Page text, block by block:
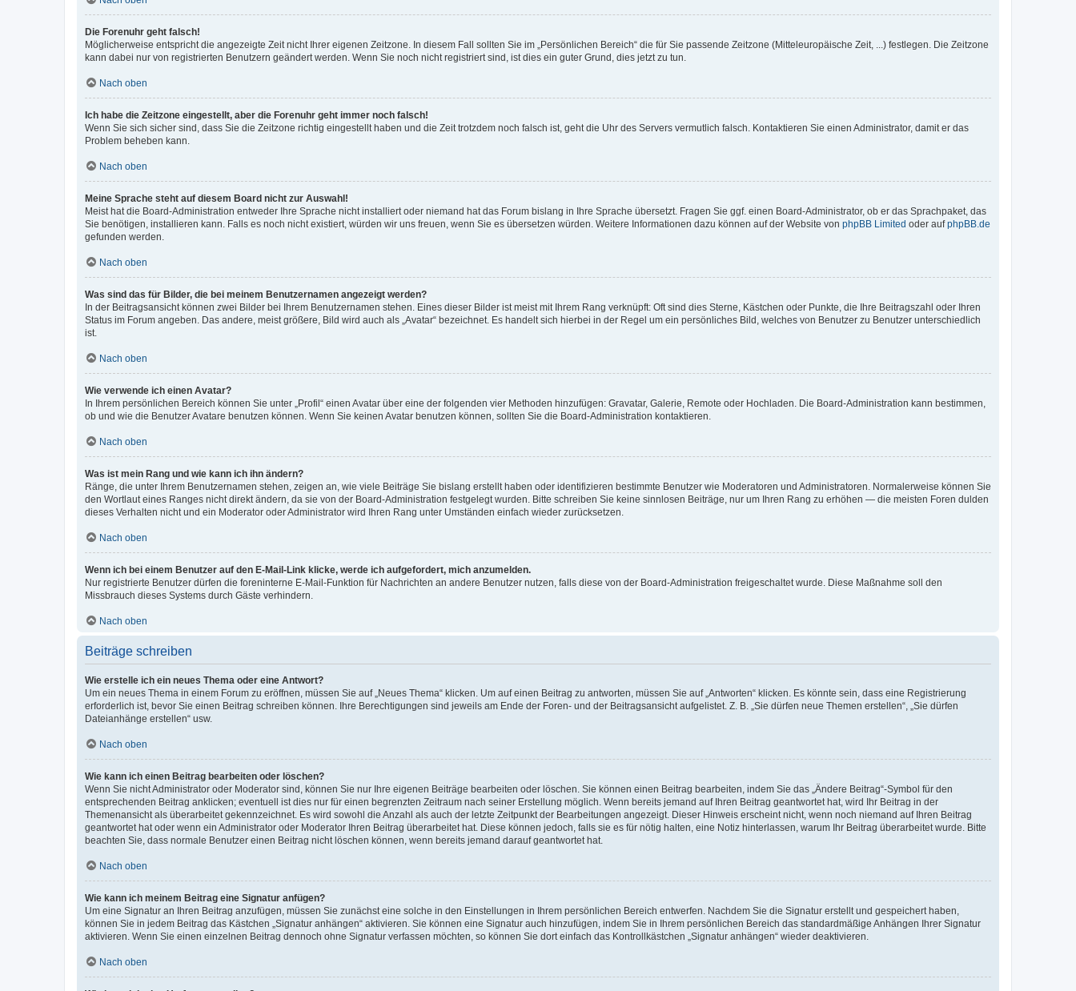
Die Forenuhr geht falsch!
Möglicherweise entspricht die angezeigte Zeit nicht Ihrer eigenen Zeitzone. In diesem Fall sollten Sie im „Persönlichen Bereich“ die für Sie passende Zeitzone (Mitteleuropäische Zeit, ...) festlegen. Die Zeitzone
kann dabei nur von registrierten Benutzern geändert werden. Wenn Sie noch nicht registriert sind, ist dies ein guter Grund, dies jetzt zu tun.
Nach oben
Ich habe die Zeitzone eingestellt, aber die Forenuhr geht immer noch falsch!
Wenn Sie sich sicher sind, dass Sie die Zeitzone richtig eingestellt haben und die Zeit trotzdem noch falsch ist, geht die Uhr des Servers vermutlich falsch. Kontaktieren Sie einen Administrator, damit er das
Problem beheben kann.
Nach oben
Meine Sprache steht auf diesem Board nicht zur Auswahl!
Meist hat die Board-Administration entweder Ihre Sprache nicht installiert oder niemand hat das Forum bislang in Ihre Sprache übersetzt. Fragen Sie ggf. einen Board-Administrator, ob er das Sprachpaket, das
Sie benötigen, installieren kann. Falls es noch nicht existiert, würden wir uns freuen, wenn Sie es übersetzen würden. Weitere Informationen dazu können auf der Website von phpBB Limited oder aufphpBB.de
gefunden werden.
Nach oben
Was sind das für Bilder, die bei meinem Benutzernamen angezeigt werden?
In der Beitragsansicht können zwei Bilder bei Ihrem Benutzernamen stehen. Eines dieser Bilder ist meist mit Ihrem Rang verknüpft: Oft sind dies Sterne, Kästchen oder Punkte, die Ihre Beitragszahl oder Ihren
Status im Forum angeben. Das andere, meist größere, Bild wird auch als „Avatar“ bezeichnet. Es handelt sich hierbei in der Regel um ein persönliches Bild, welches von Benutzer zu Benutzer unterschiedlich
ist.
Nach oben
Wie verwende ich einen Avatar?
In Ihrem persönlichen Bereich können Sie unter „Profil“ einen Avatar über eine der folgenden vier Methoden hinzufügen: Gravatar, Galerie, Remote oder Hochladen. Die Board-Administration kann bestimmen,
ob und wie die Benutzer Avatare benutzen können. Wenn Sie keinen Avatar benutzen können, sollten Sie die Board-Administration kontaktieren.
Nach oben
Was ist mein Rang und wie kann ich ihn ändern?
Ränge, die unter Ihrem Benutzernamen stehen, zeigen an, wie viele Beiträge Sie bislang erstellt haben oder identifizieren bestimmte Benutzer wie Moderatoren und Administratoren. Normalerweise können Sie
den Wortlaut eines Ranges nicht direkt ändern, da sie von der Board-Administration festgelegt wurden. Bitte schreiben Sie keine sinnlosen Beiträge, nur um Ihren Rang zu erhöhen — die meisten Foren dulden
dieses Verhalten nicht und ein Moderator oder Administrator wird Ihren Rang unter Umständen einfach wieder zurücksetzen.
Nach oben
Wenn ich bei einem Benutzer auf den E-Mail-Link klicke, werde ich aufgefordert, mich anzumelden.
Nur registrierte Benutzer dürfen die foreninterne E-Mail-Funktion für Nachrichten an andere Benutzer nutzen, falls diese von der Board-Administration freigeschaltet wurde. Diese Maßnahme soll den
Missbrauch dieses Systems durch Gäste verhindern.
Nach oben
Beiträge schreiben
Wie erstelle ich ein neues Thema oder eine Antwort?
Um ein neues Thema in einem Forum zu eröffnen, müssen Sie auf „Neues Thema“ klicken. Um auf einen Beitrag zu antworten, müssen Sie auf „Antworten“ klicken. Es könnte sein, dass eine Registrierung
erforderlich ist, bevor Sie einen Beitrag schreiben können. Ihre Berechtigungen sind jeweils am Ende der Foren- und der Beitragsansicht aufgelistet. Z. B. „Sie dürfen neue Themen erstellen“, „Sie dürfen
Dateianhänge erstellen“ usw.
Nach oben
Wie kann ich einen Beitrag bearbeiten oder löschen?
Wenn Sie nicht Administrator oder Moderator sind, können Sie nur Ihre eigenen Beiträge bearbeiten oder löschen. Sie können einen Beitrag bearbeiten, indem Sie das „Ändere Beitrag“-Symbol für den
entsprechenden Beitrag anklicken; eventuell ist dies nur für einen begrenzten Zeitraum nach seiner Erstellung möglich. Wenn bereits jemand auf Ihren Beitrag geantwortet hat, wird Ihr Beitrag in der
Themenansicht als überarbeitet gekennzeichnet. Es wird sowohl die Anzahl als auch der letzte Zeitpunkt der Bearbeitungen angezeigt. Dieser Hinweis erscheint nicht, wenn noch niemand auf Ihren Beitrag
geantwortet hat oder wenn ein Administrator oder Moderator Ihren Beitrag überarbeitet hat. Diese können jedoch, falls sie es für nötig halten, eine Notiz hinterlassen, warum Ihr Beitrag überarbeitet wurde. Bitte
beachten Sie, dass normale Benutzer einen Beitrag nicht löschen können, wenn bereits jemand darauf geantwortet hat.
Nach oben
Wie kann ich meinem Beitrag eine Signatur anfügen?
Um eine Signatur an Ihren Beitrag anzufügen, müssen Sie zunächst eine solche in den Einstellungen in Ihrem persönlichen Bereich entwerfen. Nachdem Sie die Signatur erstellt und gespeichert haben,
können Sie in jedem Beitrag das Kästchen „Signatur anhängen“ aktivieren. Sie können eine Signatur auch hinzufügen, indem Sie in Ihrem persönlichen Bereich das standardmäßige Anhängen Ihrer Signatur
aktivieren. Wenn Sie einen einzelnen Beitrag dennoch ohne Signatur verfassen möchten, so können Sie dort einfach das Kontrollkästchen „Signatur anhängen“ wieder deaktivieren.
Nach oben